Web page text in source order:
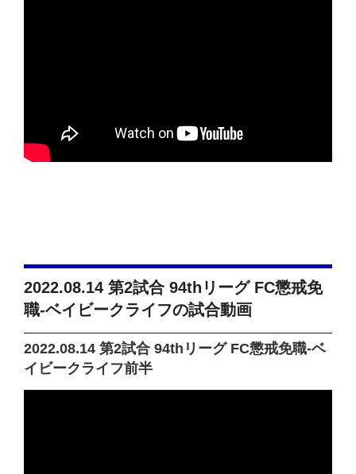
2022.08.14 第2試合 94thリーグ FC懲戒免
職-ベイビークライフの試合動画
2022.08.14 第2試合 94thリーグ FC懲戒免職-ベ
イビークライフ前半